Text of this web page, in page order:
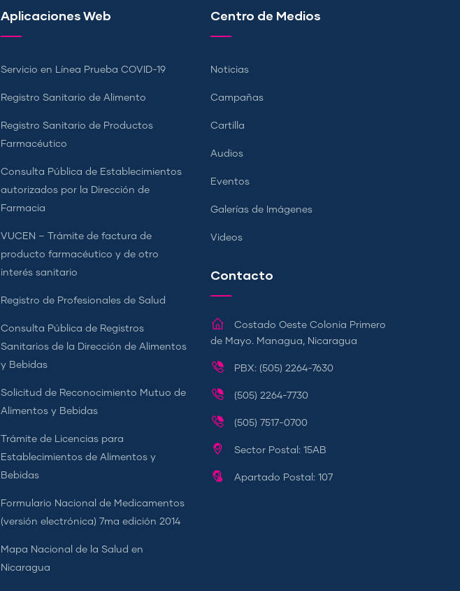
Aplicaciones Web
Servicio en Línea Prueba COVID-19
Registro Sanitario de Alimento
Registro Sanitario de Productos
Farmacéutico
Consulta Pública de Establecimientos
autorizados por la Dirección de
Farmacia
VUCEN – Trámite de factura de
producto farmacéutico y de otro
interés sanitario
Registro de Profesionales de Salud
Consulta Pública de Registros
Sanitarios de la Dirección de Alimentos
y Bebidas
Solicitud de Reconocimiento Mutuo de
Alimentos y Bebidas
Trámite de Licencias para
Establecimientos de Alimentos y
Bebidas
Formulario Nacional de Medicamentos
(versión electrónica) 7ma edición 2014
Mapa Nacional de la Salud en
Nicaragua
Centro de Medios
Noticias
Campañas
Cartilla
Audios
Eventos
Galerías de Imágenes
Videos
Contacto
Costado Oeste Colonia Primero
de Mayo. Managua, Nicaragua
PBX: (505) 2264-7630
(505) 2264-7730
(505) 7517-0700
Sector Postal: 15AB
Apartado Postal: 107